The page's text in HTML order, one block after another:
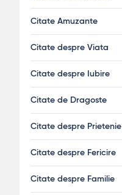
Citate Amuzante
Citate despre Viata
Citate despre Iubire
Citate de Dragoste
Citate despre Prietenie
Citate despre Fericire
Citate despre Familie